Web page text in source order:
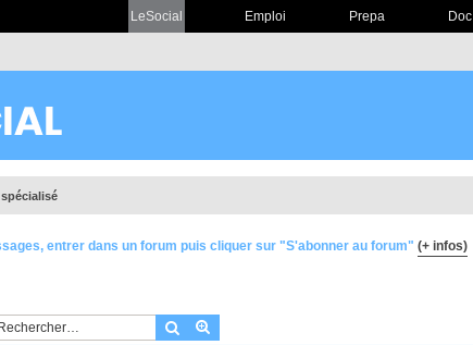
LeSocial Emploi Prepa Doc
entrer dans un forum puis cliquer sur "S'abonner au forum" (+ infos)
Rechercher